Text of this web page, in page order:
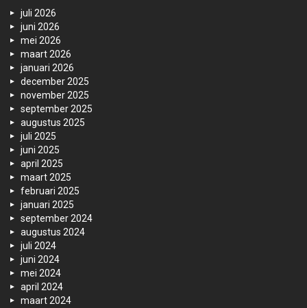
juli 2026
juni 2026
mei 2026
maart 2026
januari 2026
december 2025
november 2025
september 2025
augustus 2025
juli 2025
juni 2025
april 2025
maart 2025
februari 2025
januari 2025
september 2024
augustus 2024
juli 2024
juni 2024
mei 2024
april 2024
maart 2024